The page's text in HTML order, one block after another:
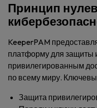
Принцип
KeeperPAM
платформу для защиты
привилегированным
по всему миру.
Защита